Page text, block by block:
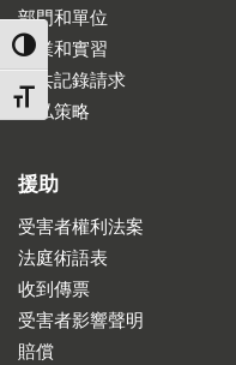
TOGGLE HIGH CONTRAST
TOGGLE FONT SIZE
部門和單位
就業和實習
公共記錄請求
隱私策略
援助
受害者權利法案
法庭術語表
收到傳票
受害者影響聲明
賠償